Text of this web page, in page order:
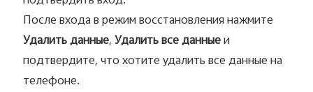
После входа в режим восстановления нажмите
Удалить данные,Удалить все данныеи
подтвердите, что хотите удалить все данные на
телефоне.